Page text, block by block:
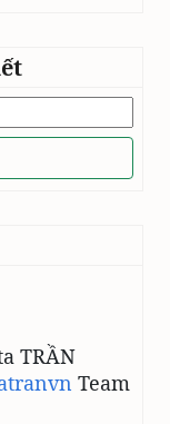
TRẦN
Team